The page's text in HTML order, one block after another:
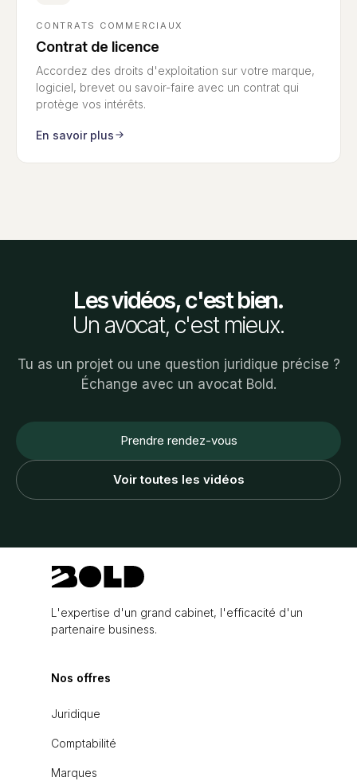
CONTRATS COMMERCIAUX
Contrat de licence
Accordez des droits d'exploitation sur votre marque,
logiciel, brevet ou savoir-faire avec un contrat qui
protège vos intérêts.
En savoir plus
Les vidéos, c'est bien.
Un avocat, c'est mieux.
Tu as un projet ou une question juridique précise ?
Échange avec un avocat Bold.
Prendre rendez-vous
Voir toutes les vidéos
L'expertise d'un grand cabinet, l'efficacité d'un
partenaire business.
Nos offres
Juridique
Comptabilité
Marques